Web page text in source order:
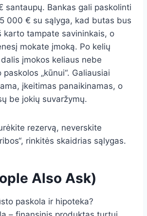
santaupų. Bankas gali paskolinti
000 € su sąlyga, kad butas bus
karto tampate savininkais, o
mokate įmoką. Po kelių
įmokos keliaus nebe
„kūnui“. Galiausiai
įkeitimas panaikinamas, o
be jokių suvaržymų.
rezervą, neverskite
rinkitės skaidrias sąlygas.
Also Ask)
paskola ir hipoteka?